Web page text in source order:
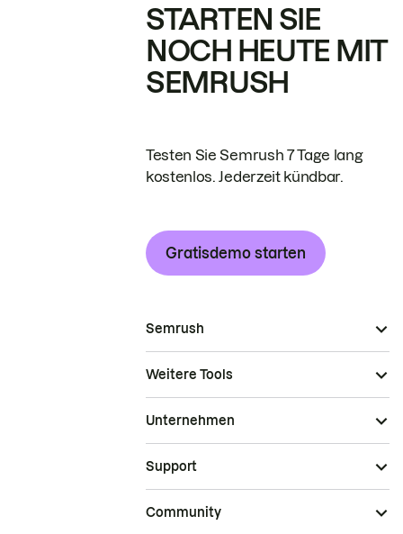
STARTEN SIE
NOCH HEUTE MIT
SEMRUSH
Testen Sie Semrush 7 Tage lang
kostenlos. Jederzeit kündbar.
Gratisdemo starten
Semrush
Weitere Tools
Unternehmen
Support
Community